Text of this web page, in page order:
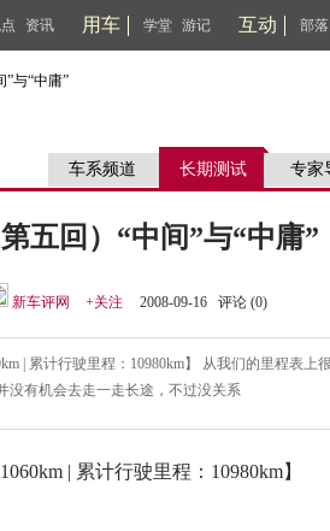
资讯 用车 学堂 游记 互动 部落
与“中庸”
车系频道 长期测试 专家
五回）“中间”与“中庸”
新车评网 +关注 2008-09-16 评论 (0)
| 累计行驶里程：10980km】 从我们的里程表上
没有机会去走一走长途，不过没关系
| 累计行驶里程：10980km】